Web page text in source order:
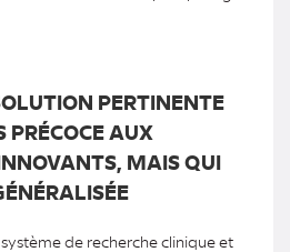
PERTINENTE
PRÉCOCE AUX
MAIS QUI
de recherche clinique et